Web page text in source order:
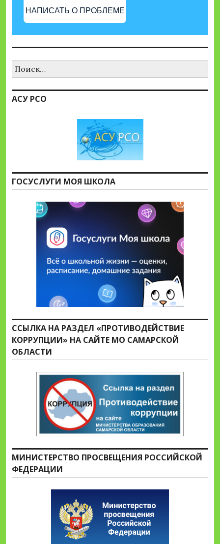
НАПИСАТЬ О ПРОБЛЕМЕ
АСУ РСО
ГОСУСЛУГИ МОЯ ШКОЛА
ССЫЛКА НА РАЗДЕЛ «ПРОТИВОДЕЙСТВИЕ
КОРРУПЦИИ» НА САЙТЕ МО САМАРСКОЙ
ОБЛАСТИ
МИНИСТЕРСТВО ПРОСВЕЩЕНИЯ РОССИЙСКОЙ
ФЕДЕРАЦИИ